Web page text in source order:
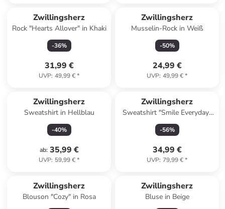
Zwillingsherz
Rock "Hearts Allover" in Khaki
-36%
31,99 €
UVP: 49,99 €*
Zwillingsherz
Musselin-Rock in Weiß
-50%
24,99 €
UVP: 49,99 €*
Zwillingsherz
Sweatshirt in Hellblau
-40%
ab: 35,99 €
UVP: 59,99 €*
Zwillingsherz
Sweatshirt "Smile Everyday"
in Rosa
-56%
34,99 €
UVP: 79,99 €*
Zwillingsherz
Blouson "Cozy" in Rosa
Zwillingsherz
Bluse in Beige